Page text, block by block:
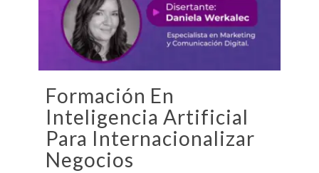
Formación En
Inteligencia Artificial
Para Internacionalizar
Negocios